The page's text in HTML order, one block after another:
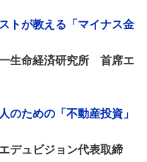
トが教える「マイナス金
生命経済研究所 首席エ
のための「不動産投資」
デュビジョン代表取締